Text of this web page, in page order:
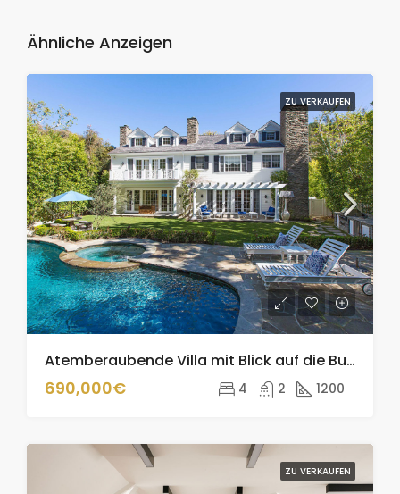
Ähnliche Anzeigen
ZU VERKAUFEN
Atemberaubende Villa mit Blick auf die Bucht 🏝️🏡✨
690,000€ 4 2 1200
ZU VERKAUFEN